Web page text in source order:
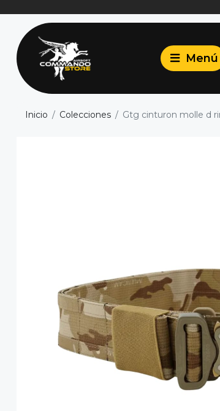
Inicio Colecciones Gtg cinturon molle d